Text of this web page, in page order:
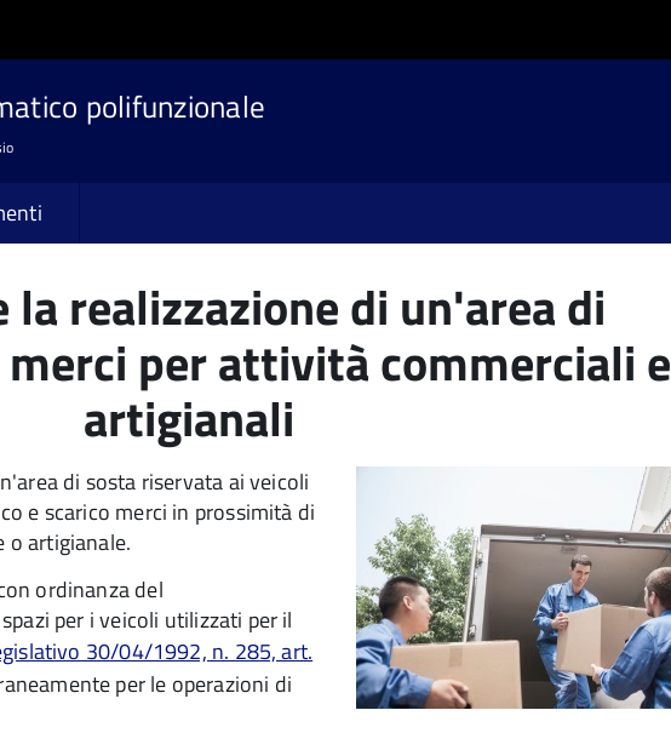
polifunzionale
la realizzazione di un'area di
per attività commerciali e
artigianali
di sosta riservata ai veicoli
e scarico merci in prossimità di
o artigianale.
ordinanza del
per i veicoli utilizzati per il
30/04/1992, n. 285, art.
per le operazioni di